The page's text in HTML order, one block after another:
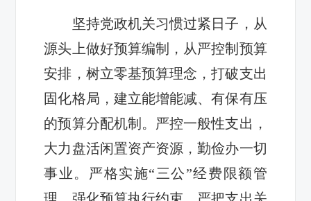
坚持党政机关习惯过紧日子，从
源头上做好预算编制，从严控制预算
安排，树立零基预算理念，打破支出
固化格局，建立能增能减、有保有压
的预算分配机制。严控一般性支出，
大力盘活闲置资产资源，勤俭办一切
事业。严格实施“三公”经费限额管